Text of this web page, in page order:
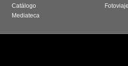
Catálogo
Mediateca